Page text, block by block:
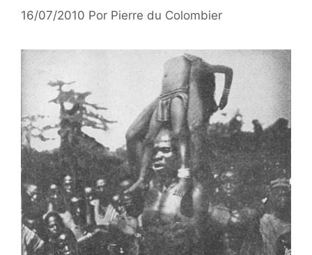
16/07/2010 Por Pierre du Colombier